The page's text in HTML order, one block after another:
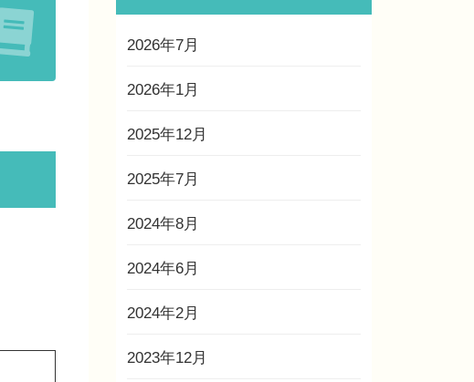
2026年7月
2026年1月
2025年12月
2025年7月
2024年8月
2024年6月
2024年2月
2023年12月